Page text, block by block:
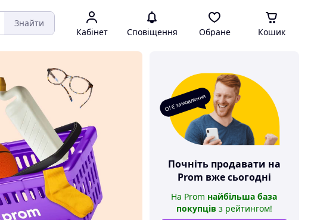
Знайти
Кабінет Сповіщення Обране Кошик
О! Є замовлення
Почніть продавати на
Prom вже сьогодні
На Prom найбільша база
покупців з рейтингом!